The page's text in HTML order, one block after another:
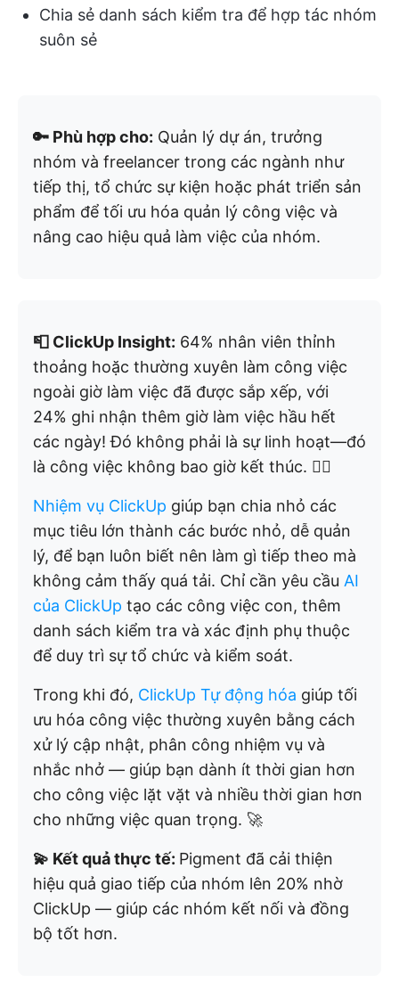
Chia sẻ danh sách kiểm tra để hợp tác nhóm
suôn sẻ
🔑 Phù hợp cho: Quản lý dự án, trưởng
nhóm và freelancer trong các ngành như
tiếp thị, tổ chức sự kiện hoặc phát triển sản
phẩm để tối ưu hóa quản lý công việc và
nâng cao hiệu quả làm việc của nhóm.
📮 ClickUp Insight: 64% nhân viên thỉnh
thoảng hoặc thường xuyên làm công việc
ngoài giờ làm việc đã được sắp xếp, với
24% ghi nhận thêm giờ làm việc hầu hết
các ngày! Đó không phải là sự linh hoạt—đó
là công việc không bao giờ kết thúc. 😵‍💫
Nhiệm vụ ClickUp giúp bạn chia nhỏ các
mục tiêu lớn thành các bước nhỏ, dễ quản
lý, để bạn luôn biết nên làm gì tiếp theo mà
không cảm thấy quá tải. Chỉ cần yêu cầu AI
của ClickUp tạo các công việc con, thêm
danh sách kiểm tra và xác định phụ thuộc
để duy trì sự tổ chức và kiểm soát.
Trong khi đó, ClickUp Tự động hóa giúp tối
ưu hóa công việc thường xuyên bằng cách
xử lý cập nhật, phân công nhiệm vụ và
nhắc nhở — giúp bạn dành ít thời gian hơn
cho công việc lặt vặt và nhiều thời gian hơn
cho những việc quan trọng. 🚀
💫 Kết quả thực tế: Pigment đã cải thiện
hiệu quả giao tiếp của nhóm lên 20% nhờ
ClickUp — giúp các nhóm kết nối và đồng
bộ tốt hơn.